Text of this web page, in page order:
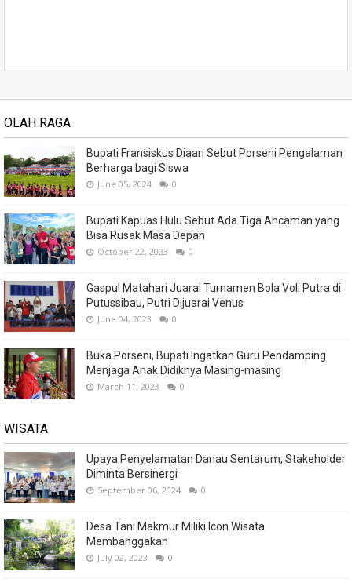
OLAH RAGA
Bupati Fransiskus Diaan Sebut Porseni Pengalaman
Berharga bagi Siswa
June 05, 2024 0
Bupati Kapuas Hulu Sebut Ada Tiga Ancaman yang
Bisa Rusak Masa Depan
October 22, 2023 0
Gaspul Matahari Juarai Turnamen Bola Voli Putra di
Putussibau, Putri Dijuarai Venus
June 04, 2023 0
Buka Porseni, Bupati Ingatkan Guru Pendamping
Menjaga Anak Didiknya Masing-masing
March 11, 2023 0
WISATA
Upaya Penyelamatan Danau Sentarum, Stakeholder
Diminta Bersinergi
September 06, 2024 0
Desa Tani Makmur Miliki Icon Wisata
Membanggakan
July 02, 2023 0